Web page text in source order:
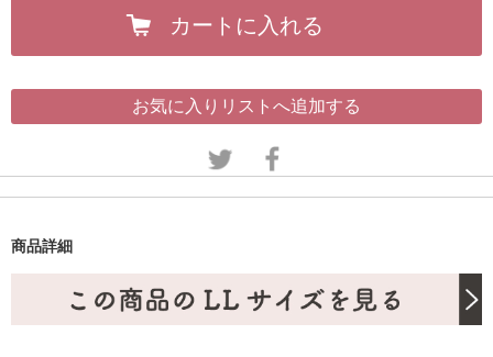
カートに入れる
お気に入りリストへ追加する
商品詳細